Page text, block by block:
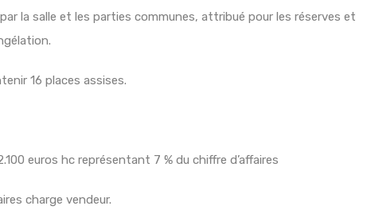
la salle et les parties communes, attribué pour les réserves et
16 places assises.
euros hc représentant 7 % du chiffre d’affaires
charge vendeur.